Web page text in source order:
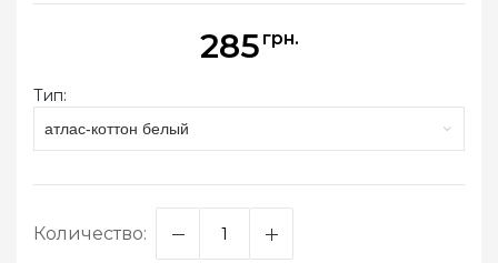
285 грн.
Тип:
атлас-коттон белый
Количество: